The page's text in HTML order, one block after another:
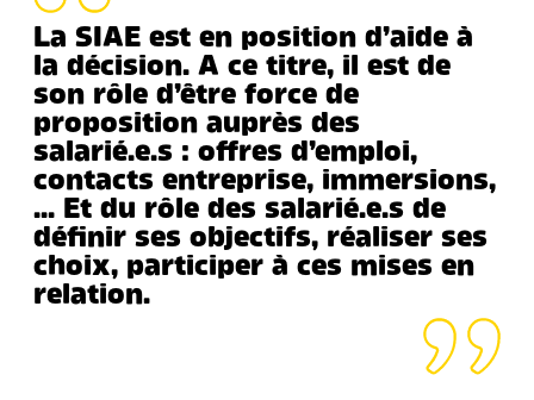
La SIAE est en position d’aide à
la décision. A ce titre, il est de
son rôle d’être force de
proposition auprès des
salarié.e.s : offres d’emploi,
contacts entreprise, immersions,
… Et du rôle des salarié.e.s de
définir ses objectifs, réaliser ses
choix, participer à ces mises en
relation.